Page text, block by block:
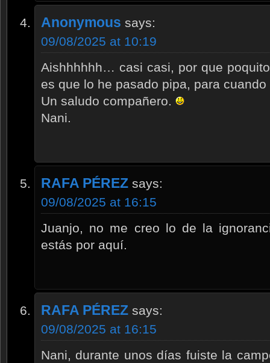
Anonymous says:
09/08/2025 at 10:19
Aishhhhhh… casi casi, por que
es que lo he pasado pipa, para
Un saludo compañero.
Nani.
RAFA PÉREZ says:
09/08/2025 at 16:15
Juanjo, no me creo lo de la
estás por aquí.
RAFA PÉREZ says:
09/08/2025 at 16:15
Nani, durante unos días fuiste la